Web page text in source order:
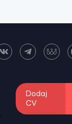
Dodaj
CV